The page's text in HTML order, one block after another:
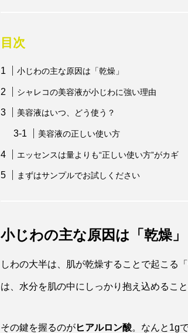
目次
小じわの主な原因は「乾燥」
シャレコの美容液が小じわに強い理由
美容液はいつ、どう使う？
美容液の正しい使い方
エッセンスは量よりも“正しい使い方”がカギ
まずはサンプルでお試しください
小じわの主な原因は「乾燥」
しわの大半は、肌が乾燥することで起こる
は、水分を肌の中にしっかり抱え込めること
その鍵を握るのがヒアルロン酸。なんと1g